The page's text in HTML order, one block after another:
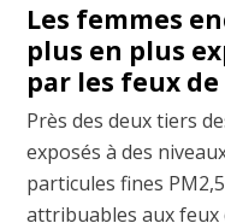
Les femmes
plus en plus
par les feux
Près des deux tiers
exposés à des
particules fines
attribuables aux